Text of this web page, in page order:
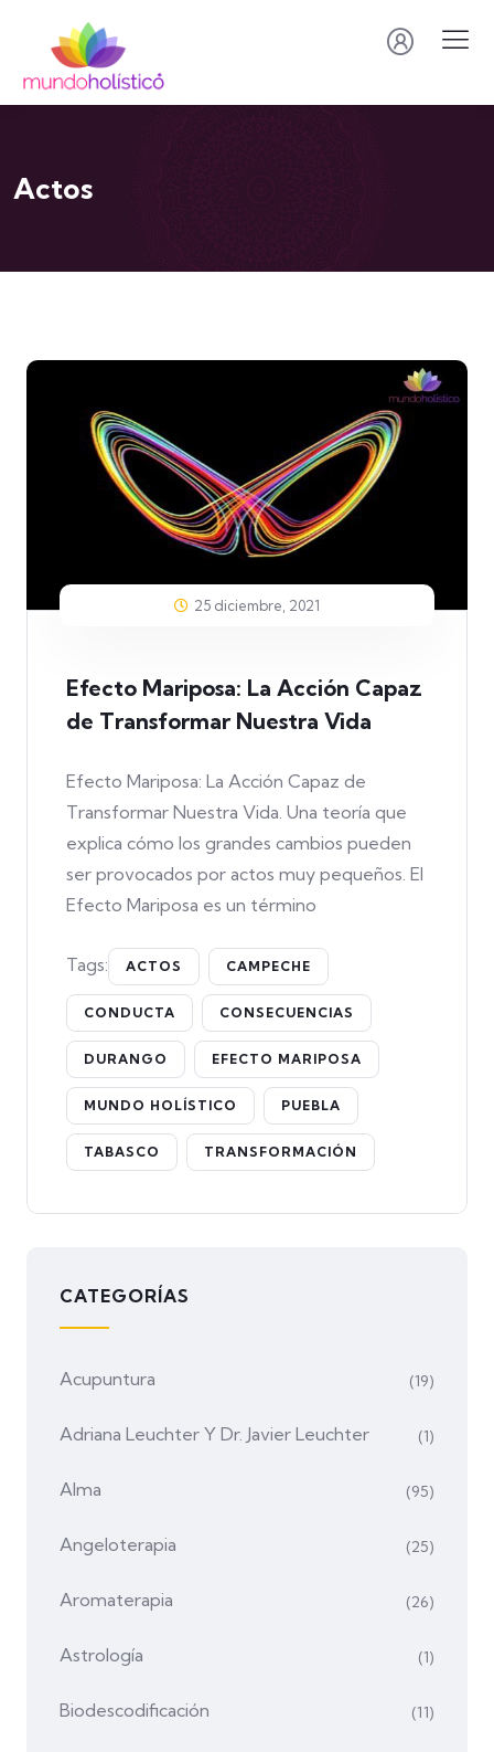
Actos
25 diciembre, 2021
Efecto Mariposa: La Acción Capaz
de Transformar Nuestra Vida
Efecto Mariposa: La Acción Capaz de
Transformar Nuestra Vida. Una teoría que
explica cómo los grandes cambios pueden
ser provocados por actos muy pequeños. El
Efecto Mariposa es un término
Tags: ACTOS CAMPECHE
CONDUCTA CONSECUENCIAS
DURANGO EFECTO MARIPOSA
MUNDO HOLÍSTICO PUEBLA
TABASCO TRANSFORMACIÓN
CATEGORÍAS
Acupuntura (19)
Adriana Leuchter Y Dr. Javier Leuchter (1)
Alma (95)
Angeloterapia (25)
Aromaterapia (26)
Astrología (1)
Biodescodificación (11)